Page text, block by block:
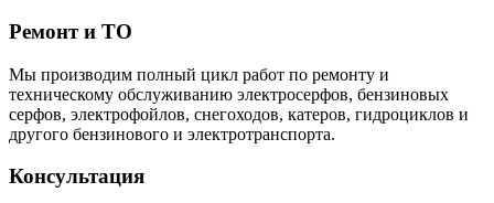
Ремонт и ТО
Мы производим полный цикл работ по ремонту и
техническому обслуживанию электросерфов, бензиновых
серфов, электрофойлов, снегоходов, катеров, гидроциклов и
другого бензинового и электротранспорта.
Консультация